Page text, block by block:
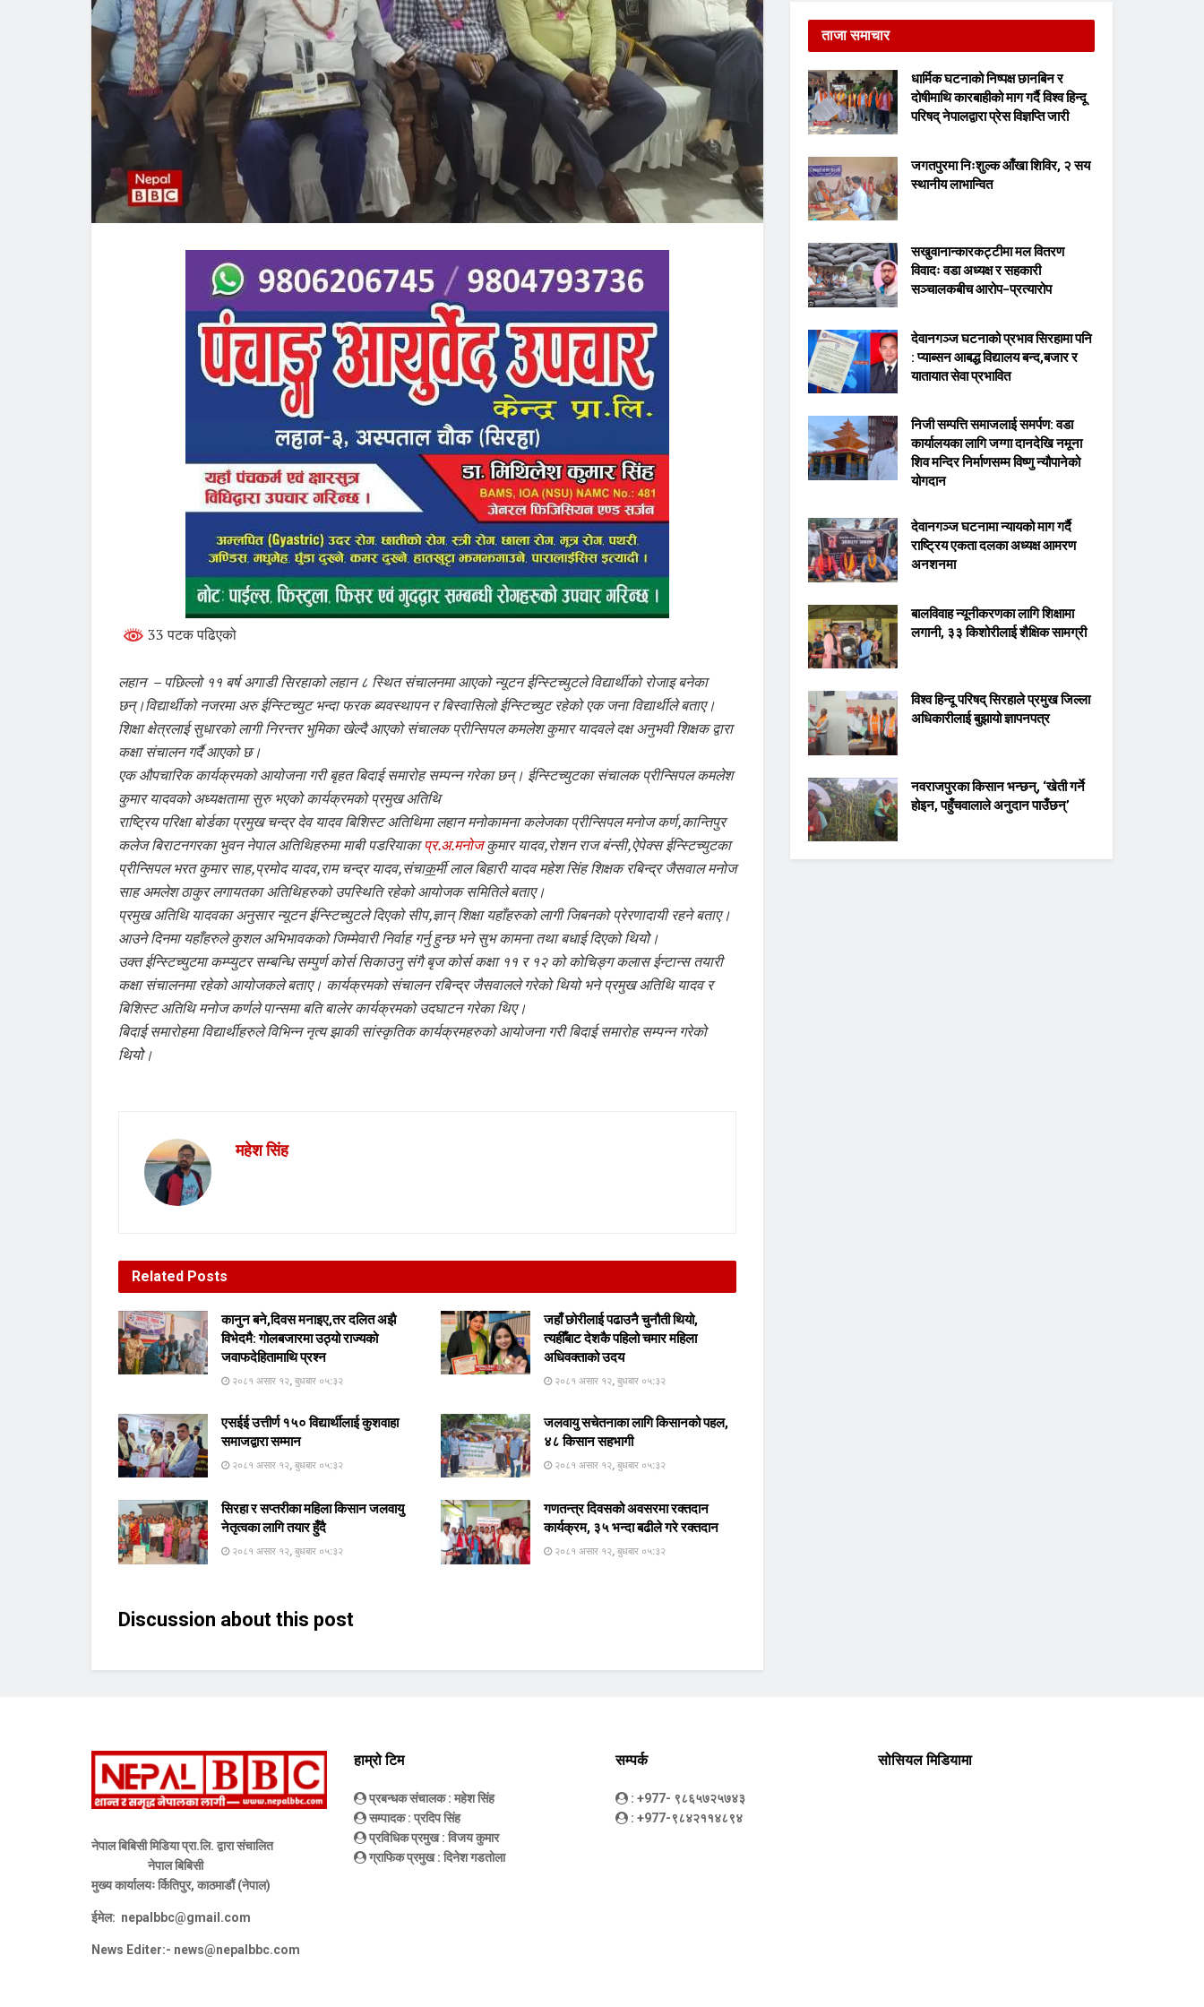
33 पटक पढिएको
लहान – पछिल्लो ११ बर्ष अगाडी सिरहाको लहान ८ स्थित संचालनमा आएको न्यूटन ईन्स्टिच्युटले विद्यार्थीको रोजाइ बनेका
छन्।विद्यार्थीको नजरमा अरु ईन्स्टिच्युट भन्दा फरक ब्यवस्थापन र बिस्वासिलो ईन्स्टिच्युट रहेको एक जना विद्यार्थीले बताए।
शिक्षा क्षेत्रलाई सुधारको लागी निरन्तर भुमिका खेल्दै आएको संचालक प्रीन्सिपल कमलेश कुमार यादवले दक्ष अनुभवी शिक्षक द्वारा
कक्षा संचालन गर्दै आएको छ।
एक औपचारिक कार्यक्रमको आयोजना गरी बृहत बिदाई समारोह सम्पन्न गरेका छन्। ईन्स्टिच्युटका संचालक प्रीन्सिपल कमलेश
कुमार यादवको अध्यक्षतामा सुरु भएको कार्यक्रमको प्रमुख अतिथि
राष्ट्रिय परिक्षा बोर्डका प्रमुख चन्द्र देव यादव बिशिस्ट अतिथिमा लहान मनोकामना कलेजका प्रीन्सिपल मनोज कर्ण,कान्तिपुर
कलेज बिराटनगरका भुवन नेपाल अतिथिहरुमा माबी पडरियाकाप्र.अ.मनोजकुमार यादव,रोशन राज बंन्सी,ऐपेक्स ईन्स्टिच्युटका
प्रीन्सिपल भरत कुमार साह,प्रमोद यादव,राम चन्द्र यादव,संचाकर्मी लाल बिहारी यादव महेश सिंह शिक्षक रबिन्द्र जैसवाल मनोज
साह अमलेश ठाकुर लगायतका अतिथिहरुको उपस्थिति रहेको आयोजक समितिले बताए।
प्रमुख अतिथि यादवका अनुसार न्यूटन ईन्स्टिच्युटले दिएको सीप,ज्ञान् शिक्षा यहाँहरुको लागी जिबनको प्रेरणादायी रहने बताए।
आउने दिनमा यहाँहरुले कुशल अभिभावकको जिम्मेवारी निर्वाह गर्नु हुन्छ भने सुभ कामना तथा बधाई दिएको थियोे।
उक्त ईन्स्टिच्युटमा कम्प्युटर सम्बन्धि सम्पुर्ण कोर्स सिकाउनु संगै बृज कोर्स कक्षा ११ र १२ को कोचिङ्ग कलास ईन्टान्स तयारी
कक्षा संचालनमा रहेको आयोजकले बताए। कार्यक्रमको संचालन रबिन्द्र जैसवालले गरेको थियो भने प्रमुख अतिथि यादव र
बिशिस्ट अतिथि मनोज कर्णले पान्समा बति बालेर कार्यक्रमको उदघाटन गरेका थिए।
बिदाई समारोहमा विद्यार्थीहरुले विभिन्न नृत्य झाकी सांस्कृतिक कार्यक्रमहरुको आयोजना गरी बिदाई समारोह सम्पन्न गरेको
थियोे।
महेश सिंह
Related Posts
कानुन बने,दिवस मनाइए,तर दलित अझै
विभेदमै: गोलबजारमा उठ्यो राज्यको
जवाफदेहितामाथि प्रश्न
२०८१ असार १२, बुधबार ०५:३२
जहाँ छोरीलाई पढाउनै चुनौती थियो,
त्यहीँबाट देशकै पहिलो चमार महिला
अधिवक्ताको उदय
२०८१ असार १२, बुधबार ०५:३२
एसईई उत्तीर्ण १५० विद्यार्थीलाई कुशवाहा
समाजद्वारा सम्मान
२०८१ असार १२, बुधबार ०५:३२
जलवायु सचेतनाका लागि किसानको पहल,
४८ किसान सहभागी
२०८१ असार १२, बुधबार ०५:३२
सिरहा र सप्तरीका महिला किसान जलवायु
नेतृत्वका लागि तयार हुँदै
२०८१ असार १२, बुधबार ०५:३२
गणतन्त्र दिवसको अवसरमा रक्तदान
कार्यक्रम, ३५ भन्दा बढीले गरे रक्तदान
२०८१ असार १२, बुधबार ०५:३२
Discussion about this post
ताजा समाचार
धार्मिक घटनाको निष्पक्ष छानबिन र
दोषीमाथि कारबाहीको माग गर्दै विश्व हिन्दू
परिषद् नेपालद्वारा प्रेस विज्ञप्ति जारी
जगतपुरमा निःशुल्क आँखा शिविर, २ सय
स्थानीय लाभान्वित
सखुवानान्कारकट्टीमा मल वितरण
विवादः वडा अध्यक्ष र सहकारी
सञ्चालकबीच आरोप–प्रत्यारोप
देवानगञ्ज घटनाको प्रभाव सिरहामा पनि
: प्याब्सन आबद्ध विद्यालय बन्द,बजार र
यातायात सेवा प्रभावित
निजी सम्पत्ति समाजलाई समर्पण: वडा
कार्यालयका लागि जग्गा दानदेखि नमूना
शिव मन्दिर निर्माणसम्म विष्णु न्यौपानेको
योगदान
देवानगञ्ज घटनामा न्यायको माग गर्दै
राष्ट्रिय एकता दलका अध्यक्ष आमरण
अनशनमा
बालविवाह न्यूनीकरणका लागि शिक्षामा
लगानी, ३३ किशोरीलाई शैक्षिक सामग्री
विश्व हिन्दू परिषद् सिरहाले प्रमुख जिल्ला
अधिकारीलाई बुझायो ज्ञापनपत्र
नवराजपुरका किसान भन्छन्, ‘खेती गर्ने
होइन, पहुँचवालाले अनुदान पाउँछन्’
नेपाल बिबिसी मिडिया प्रा.लि. द्वारा संचालित
नेपाल बिबिसी
मुख्य कार्यालयः र्कितिपुर, काठमाडौं (नेपाल)
ईमेल: nepalbbc@gmail.com
News Editer:- news@nepalbbc.com
हाम्रो टिम
प्रबन्धक संचालक: महेश सिंह
सम्पादक: प्रदिप सिंह
प्रविधिक प्रमुख: विजय कुमार
ग्राफिक प्रमुख: दिनेश गडतोला
सम्पर्क
: +977- ९८६५७२५७४३
: +977-९८४२११४८९४
सोसियल मिडियामा